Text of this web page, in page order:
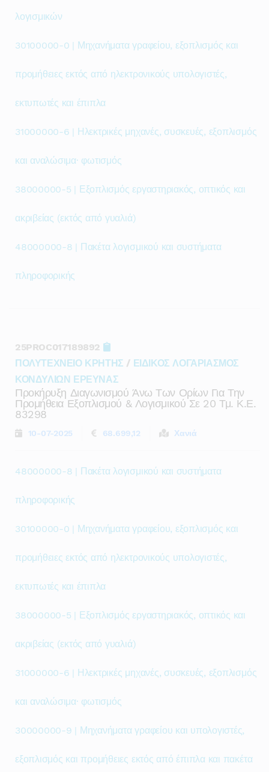
λογισμικών
30100000-0 | Μηχανήματα γραφείου, εξοπλισμός και
προμήθειες εκτός από ηλεκτρονικούς υπολογιστές,
εκτυπωτές και έπιπλα
31000000-6 | Ηλεκτρικές μηχανές, συσκευές, εξοπλισμός
και αναλώσιμα· φωτισμός
38000000-5 | Εξοπλισμός εργαστηριακός, οπτικός και
ακριβείας (εκτός από γυαλιά)
48000000-8 | Πακέτα λογισμικού και συστήματα
πληροφορικής
25PROC017189892
ΠΟΛΥΤΕΧΝΕΙΟ ΚΡΗΤΗΣ / ΕΙΔΙΚΟΣ ΛΟΓΑΡΙΑΣΜΟΣ
ΚΟΝΔΥΛΙΩΝ ΕΡΕΥΝΑΣ
Προκήρυξη Διαγωνισμού Άνω Των Ορίων Για Την
Προμήθεια Εξοπλισμού & Λογισμικού Σε 20 Τμ. Κ.ε.
83298
10-07-2025 68.699,12 Χανιά
48000000-8 | Πακέτα λογισμικού και συστήματα
πληροφορικής
30100000-0 | Μηχανήματα γραφείου, εξοπλισμός και
προμήθειες εκτός από ηλεκτρονικούς υπολογιστές,
εκτυπωτές και έπιπλα
38000000-5 | Εξοπλισμός εργαστηριακός, οπτικός και
ακριβείας (εκτός από γυαλιά)
31000000-6 | Ηλεκτρικές μηχανές, συσκευές, εξοπλισμός
και αναλώσιμα· φωτισμός
30000000-9 | Μηχανήματα γραφείου και υπολογιστές,
εξοπλισμός και προμήθειες εκτός από έπιπλα και πακέτα